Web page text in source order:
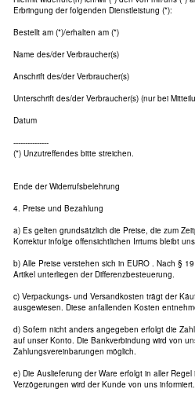
Erbringung der folgenden Dienstleistung (*):
Bestellt am (*)/erhalten am (*)
Name des/der Verbraucher(s)
Anschrift des/der Verbraucher(s)
Unterschrift des/der Verbraucher(s) (nur bei
Datum
---------------
(*) Unzutreffendes bitte streichen.
Ende der Widerrufsbelehrung
4. Preise und Bezahlung
a) Es gelten grundsätzlich die Preise, die zum
Korrektur infolge offensichtlichen Irrtums bleibt
b) Alle Preise verstehen sich in EURO . Nach §
Artikel unterliegen der Differenzbesteuerung.
c) Verpackungs- und Versandkosten trägt der
ausgewiesen. Diese anfallenden Kosten
d) Sofern nicht anders angegeben erfolgt die
auf unser Konto. Die Bankverbindung wird von
Zahlungsvereinbarungen möglich.
e) Die Auslieferung der Ware erfolgt in aller
Verzögerungen wird der Kunde von uns informiert.